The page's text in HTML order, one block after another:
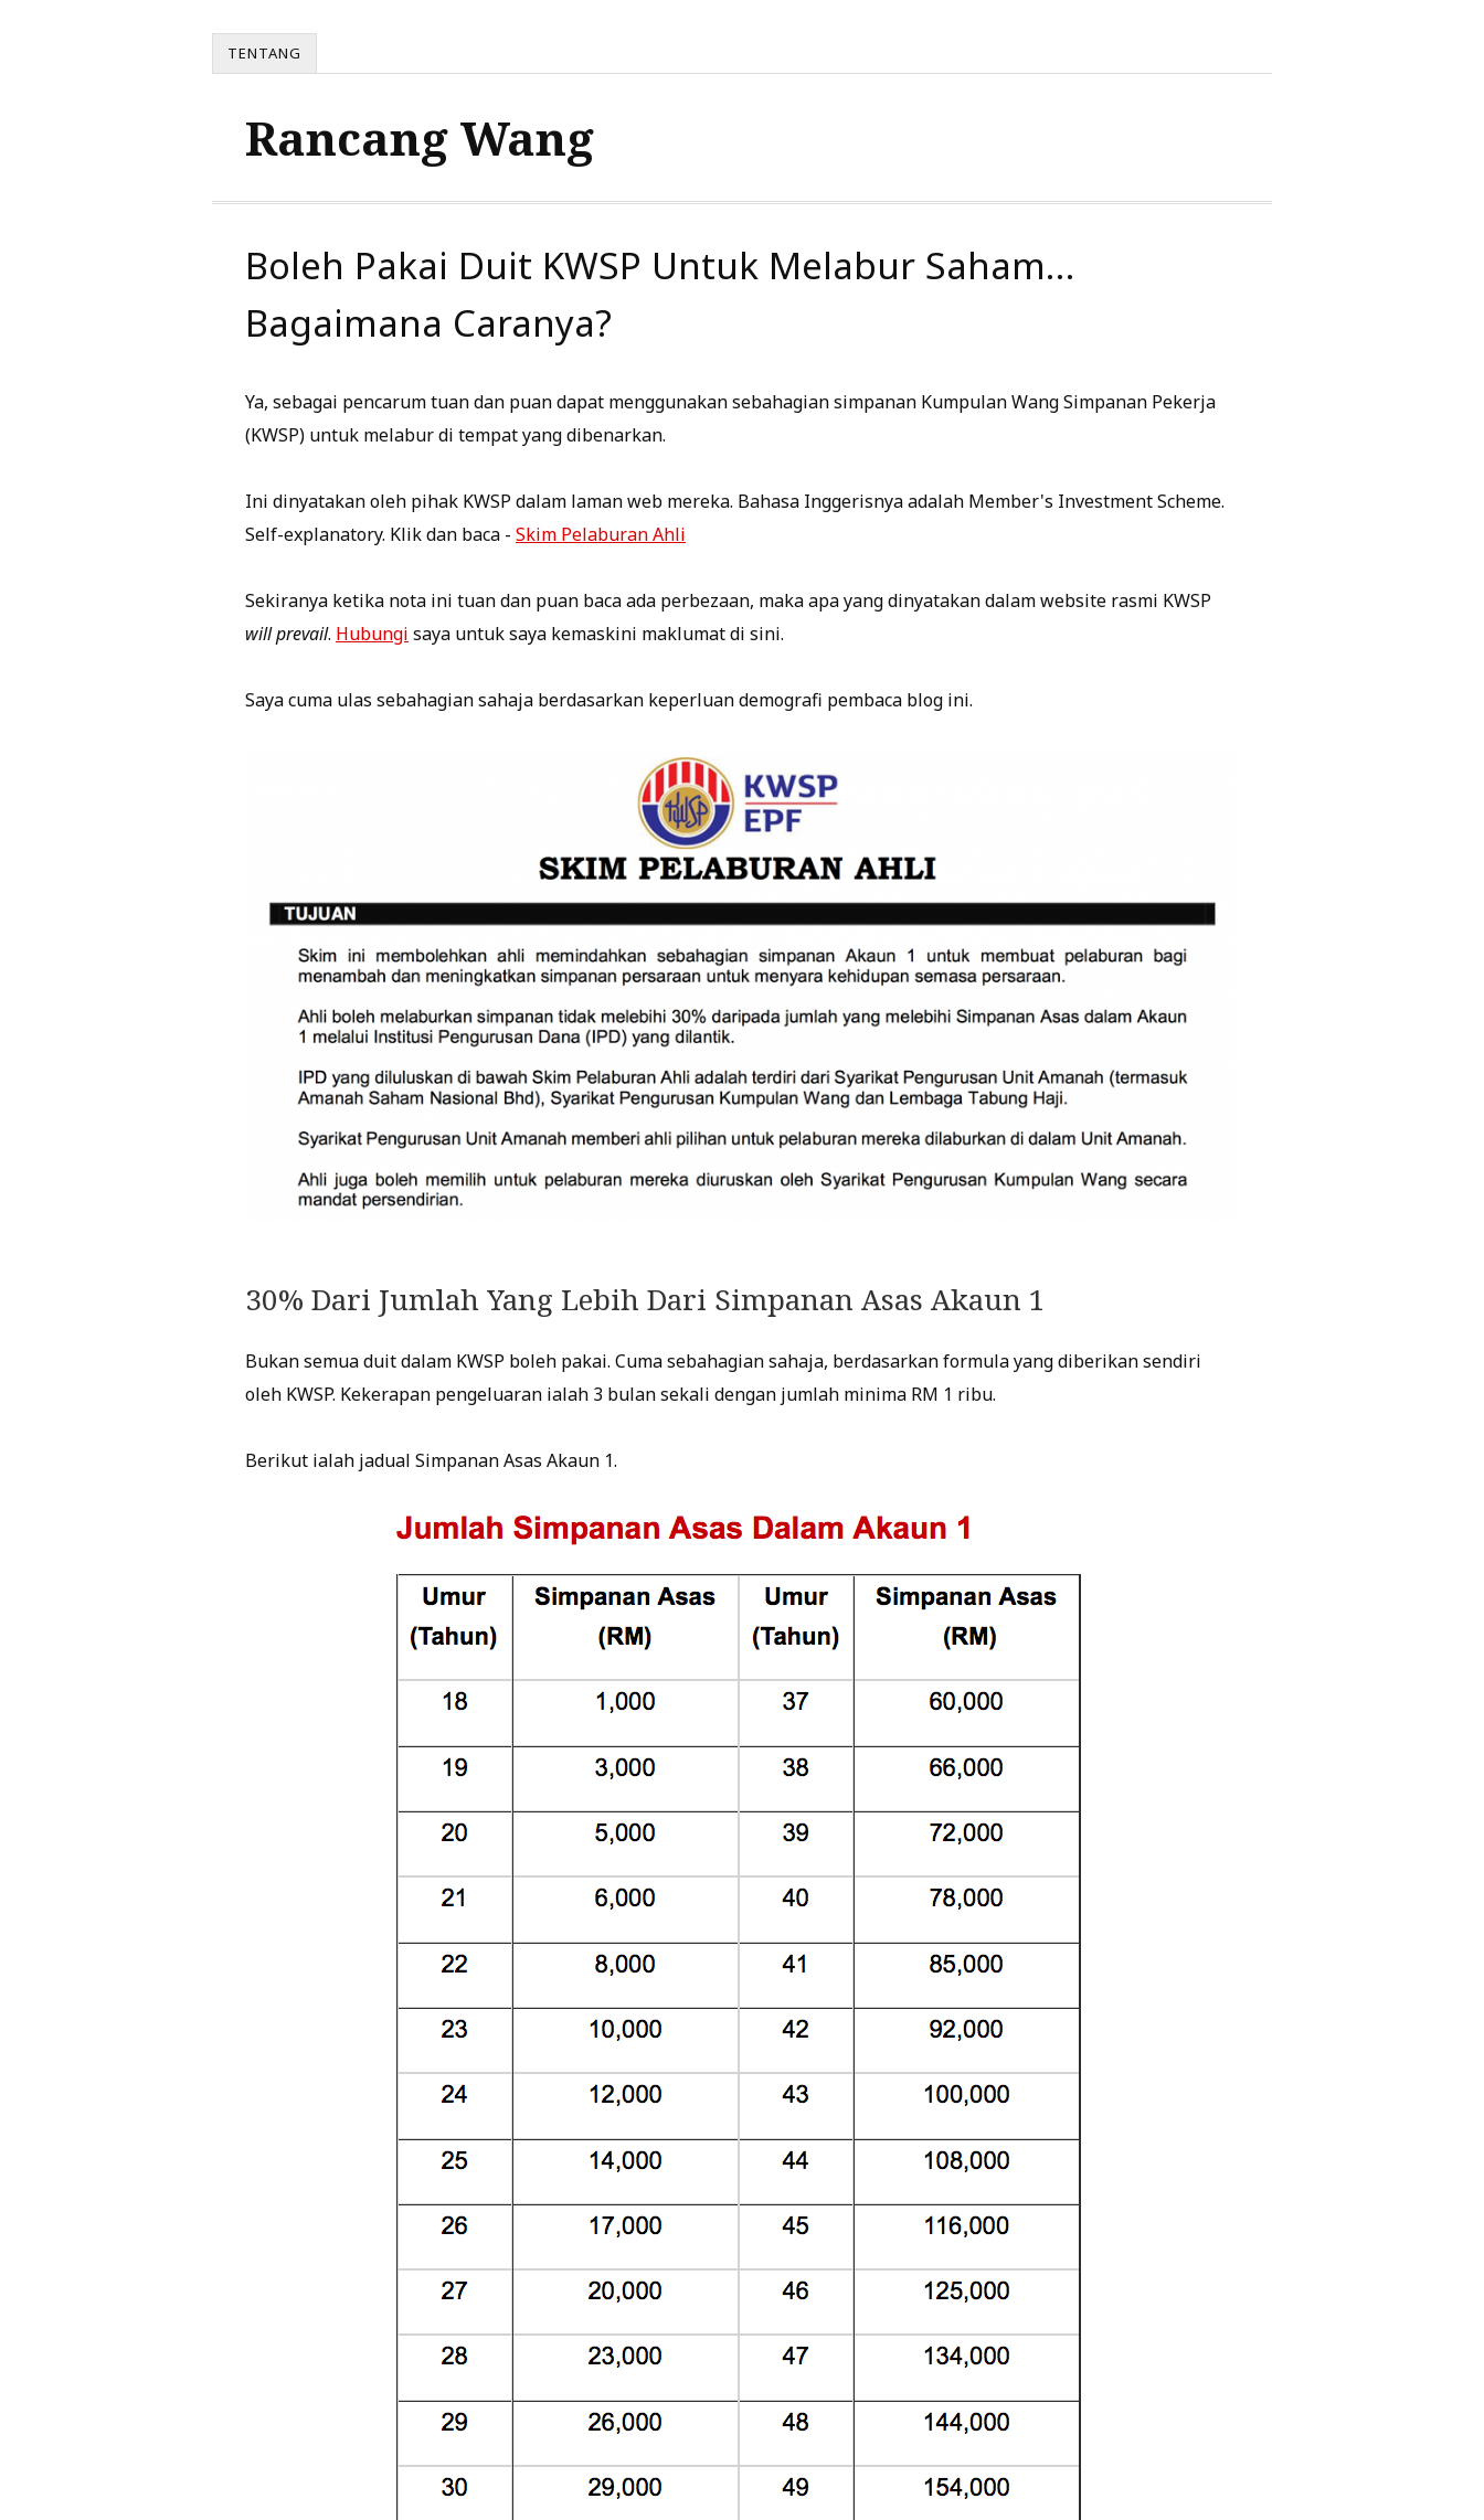
TENTANG
Rancang Wang
Boleh Pakai Duit KWSP Untuk Melabur Saham…
Bagaimana Caranya?
Ya, sebagai pencarum tuan dan puan dapat menggunakan sebahagian simpanan Kumpulan Wang Simpanan Pekerja
(KWSP) untuk melabur di tempat yang dibenarkan.
Ini dinyatakan oleh pihak KWSP dalam laman web mereka. Bahasa Inggerisnya adalah Member's Investment Scheme.
Self-explanatory. Klik dan baca - Skim Pelaburan Ahli
Sekiranya ketika nota ini tuan dan puan baca ada perbezaan, maka apa yang dinyatakan dalam website rasmi KWSP
will prevail. Hubungi saya untuk saya kemaskini maklumat di sini.
Saya cuma ulas sebahagian sahaja berdasarkan keperluan demografi pembaca blog ini.
30% Dari Jumlah Yang Lebih Dari Simpanan Asas Akaun 1
Bukan semua duit dalam KWSP boleh pakai. Cuma sebahagian sahaja, berdasarkan formula yang diberikan sendiri
oleh KWSP. Kekerapan pengeluaran ialah 3 bulan sekali dengan jumlah minima RM 1 ribu.
Berikut ialah jadual Simpanan Asas Akaun 1.